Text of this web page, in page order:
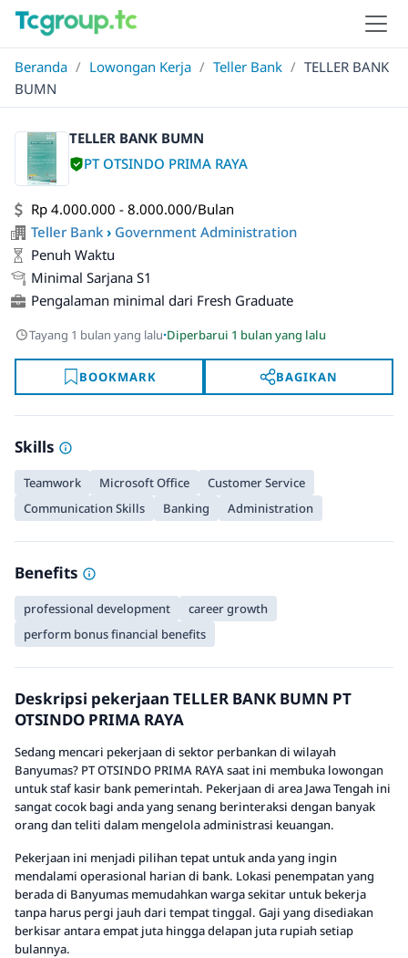
Beranda / Lowongan Kerja / Teller Bank / TELLER BANK
BUMN
TELLER BANK BUMN
PT OTSINDO PRIMA RAYA
Rp 4.000.000 - 8.000.000/Bulan
Teller Bank › Government Administration
Penuh Waktu
Minimal Sarjana S1
Pengalaman minimal dari Fresh Graduate
Tayang 1 bulan yang lalu·Diperbarui 1 bulan yang lalu
BOOKMARK BAGIKAN
Skills
Teamwork Microsoft Office
Customer Service
Communication Skills
Banking Administration
Benefits
professional development
career growth
perform bonus financial benefits
Deskripsi pekerjaan TELLER BANK BUMN PT
OTSINDO PRIMA RAYA
Sedang mencari pekerjaan di sektor perbankan di wilayah
Banyumas? PT OTSINDO PRIMA RAYA saat ini membuka lowongan
untuk staf kasir bank pemerintah. Pekerjaan di area Jawa Tengah ini
sangat cocok bagi anda yang senang berinteraksi dengan banyak
orang dan teliti dalam mengelola administrasi keuangan.
Pekerjaan ini menjadi pilihan tepat untuk anda yang ingin
mendalami operasional harian di bank. Lokasi penempatan yang
berada di Banyumas memudahkan warga sekitar untuk bekerja
tanpa harus pergi jauh dari tempat tinggal. Gaji yang disediakan
berkisar antara empat juta hingga delapan juta rupiah setiap
bulannya.